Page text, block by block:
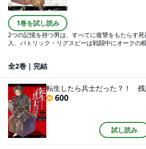
1巻を試し読み
2つの記憶を持つ男は、すべてに復讐をもたらす
人、パトリック・リグスビーは戦闘中にオークの
いく。 日本人と異世界人、2つの記憶をもつ男の
全2巻｜完結
転生したら兵士だった？！ 残
600
試し読み